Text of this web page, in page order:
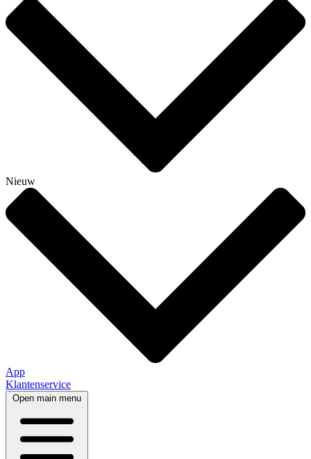
Nieuw
App
Klantenservice
Open main menu